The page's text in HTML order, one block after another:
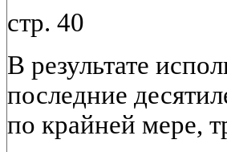
стр. 40
В результате
последние
по крайней мере,